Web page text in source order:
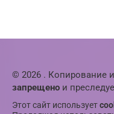
© 2026 . Копирование
запрещено и
Этот сайт использует